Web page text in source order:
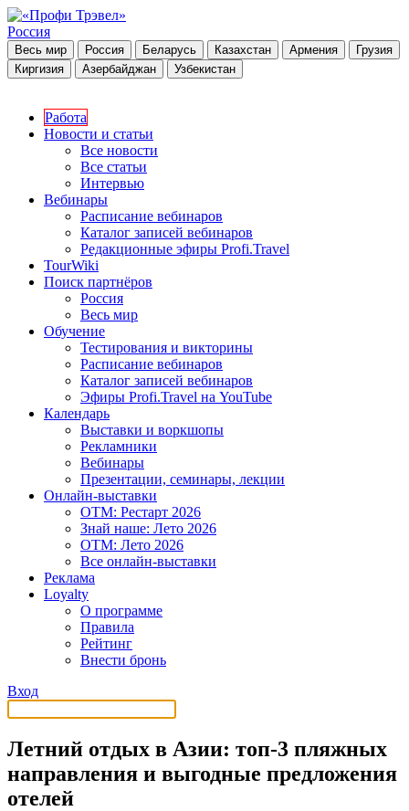
Россия
Весь мир Россия Беларусь Казахстан Армения
Грузия
Киргизия
Азербайджан Узбекистан
Работа
Новости и статьи
Все новости
Все статьи
Интервью
Вебинары
Расписание вебинаров
Каталог записей вебинаров
Редакционные эфиры Profi.Travel
TourWiki
Поиск партнёров
Россия
Весь мир
Обучение
Тестирования и викторины
Расписание вебинаров
Каталог записей вебинаров
Эфиры Profi.Travel на YouTube
Календарь
Выставки и воркшопы
Рекламники
Вебинары
Презентации, семинары, лекции
Онлайн-выставки
OTM: Рестарт 2026
Знай наше: Лето 2026
OTM: Лето 2026
Все онлайн-выставки
Реклама
Loyalty
О программе
Правила
Рейтинг
Внести бронь
Вход
Летний отдых в Азии: топ-3 пляжных
направления и выгодные предложения
отелей